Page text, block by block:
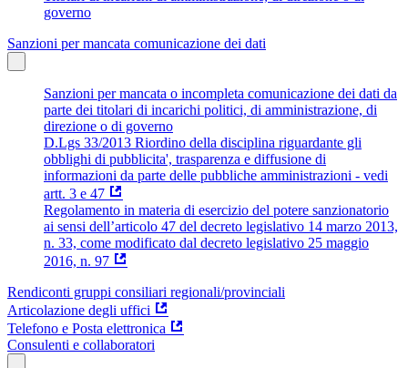
governo
Sanzioni per mancata comunicazione dei dati
Sanzioni per mancata o incompleta comunicazione dei dati da
parte dei titolari di incarichi politici, di amministrazione, di
direzione o di governo
D.Lgs 33/2013 Riordino della disciplina riguardante gli
obblighi di pubblicita', trasparenza e diffusione di
informazioni da parte delle pubbliche amministrazioni - vedi
artt. 3 e 47
Regolamento in materia di esercizio del potere sanzionatorio
ai sensi dell’articolo 47 del decreto legislativo 14 marzo 2013,
n. 33, come modificato dal decreto legislativo 25 maggio
2016, n. 97
Rendiconti gruppi consiliari regionali/provinciali
Articolazione degli uffici
Telefono e Posta elettronica
Consulenti e collaboratori